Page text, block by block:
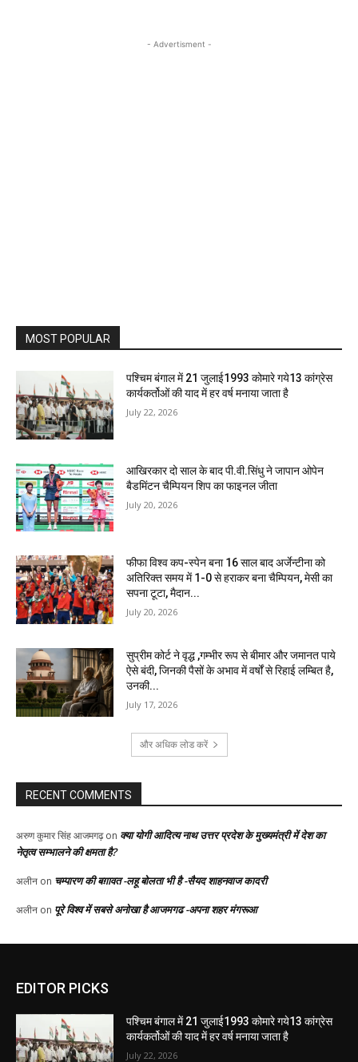
EDITOR PICKS
पश्चिम बंगाल में 21 जुलाई1993 कोमारे गये13 कांग्रेस
कार्यकर्तोओं की याद में हर वर्ष मनाया जाता है
July 22, 2026